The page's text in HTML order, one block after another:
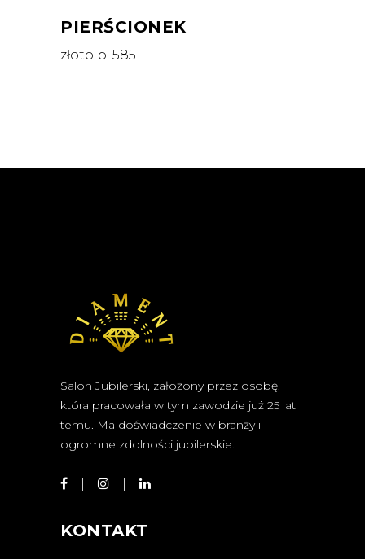
PIERŚCIONEK
złoto p. 585
Salon Jubilerski, założony przez osobę,
która pracowała w tym zawodzie już 25 lat
temu. Ma doświadczenie w branży i
ogromne zdolności jubilerskie.
KONTAKT